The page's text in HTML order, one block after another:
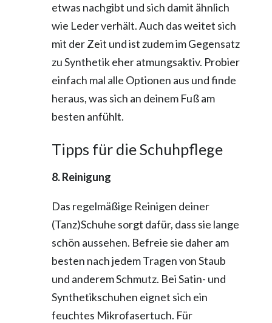
etwas nachgibt und sich damit ähnlich
wie Leder verhält. Auch das weitet sich
mit der Zeit und ist zudem im Gegensatz
zu Synthetik eher atmungsaktiv. Probier
einfach mal alle Optionen aus und finde
heraus, was sich an deinem Fuß am
besten anfühlt.
Tipps für die Schuhpflege
8. Reinigung
Das regelmäßige Reinigen deiner
(Tanz)Schuhe sorgt dafür, dass sie lange
schön aussehen. Befreie sie daher am
besten nach jedem Tragen von Staub
und anderem Schmutz. Bei Satin- und
Synthetikschuhen eignet sich ein
feuchtes Mikrofasertuch. Für